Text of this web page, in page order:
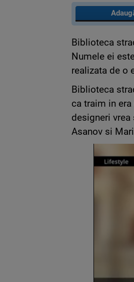
Biblioteca
Numele ei
realizata de o
Biblioteca
ca traim in
designeri vrea
Asanov si